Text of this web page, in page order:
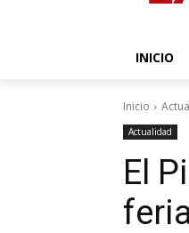
INICIO
Inicio
Actualidad
El